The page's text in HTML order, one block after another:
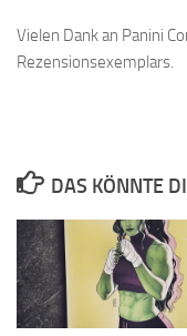
Vielen Dank an Panini
Rezensionsexemplars.
DAS KÖNNTE